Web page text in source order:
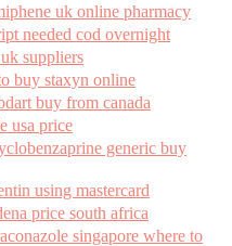
uk online pharmacy
needed cod overnight
suppliers
buy staxyn online
buy from canada
usa price
generic buy
using mastercard
price south africa
singapore where to